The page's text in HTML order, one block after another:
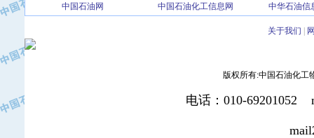
·北京三盈联合石油技术有限公司
·北京长空工业有限公司
中国石油网
中国石油化工信息网 中华石油信
关于我们
版权所有:中国石油化工
电话：010-69201052